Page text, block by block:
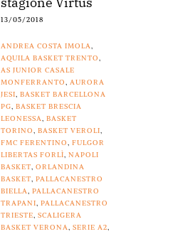
13/05/2018
ANDREA COSTA IMOLA,
AQUILA BASKET TRENTO,
AS JUNIOR CASALE
MONFERRANTO, AURORA
JESI, BASKET BARCELLONA
PG, BASKET BRESCIA
LEONESSA, BASKET
TORINO, BASKET VEROLI,
FMC FERENTINO, FULGOR
LIBERTAS FORLÌ, NAPOLI
BASKET, ORLANDINA
BASKET, PALLACANESTRO
BIELLA, PALLACANESTRO
TRAPANI, PALLACANESTRO
TRIESTE, SCALIGERA
BASKET VERONA, SERIE A2,